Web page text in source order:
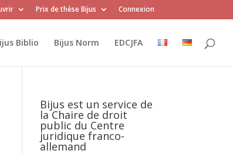
Prix de thèse Bijus Connexion
Biblio Bijus Norm EDCJFA
Bijus est un service de
la Chaire de droit
public du Centre
juridique franco-
allemand